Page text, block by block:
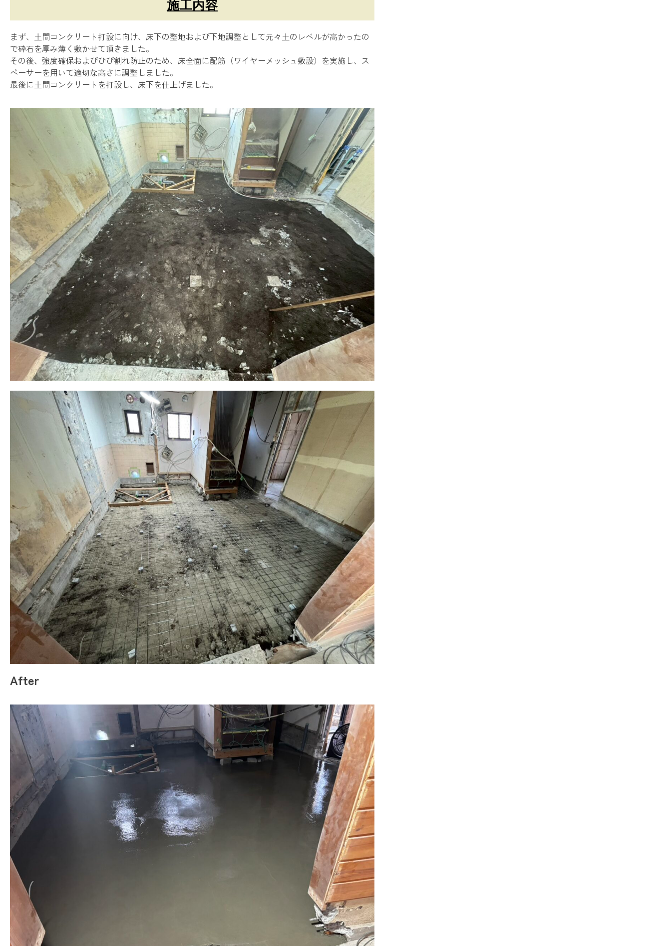
施工内容
まず、土間コンクリート打設に向け、床下の整地および下地調整として元々土のレベルが高かったの
で砕石を厚み薄く敷かせて頂きました。
その後、強度確保およびひび割れ防止のため、床全面に配筋（ワイヤーメッシュ敷設）を実施し、ス
ペーサーを用いて適切な高さに調整しました。
最後に土間コンクリートを打設し、床下を仕上げました。
After